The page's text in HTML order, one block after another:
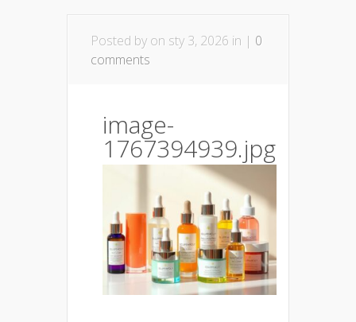
Posted by on sty 3, 2026 in | 0
comments
image-
1767394939.jpg